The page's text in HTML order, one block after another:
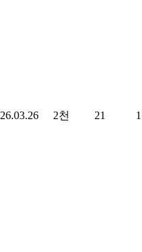
26.03.26 2천 21 1